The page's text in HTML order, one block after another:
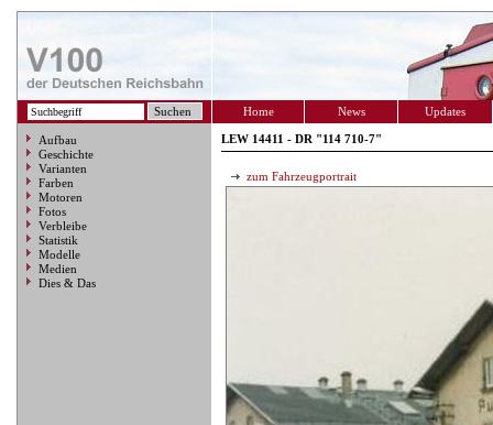
Home News Updates
Aufbau
Geschichte
Varianten
Farben
Motoren
Fotos
Verbleibe
Statistik
Modelle
Medien
Dies & Das
LEW 14411 - DR "114 710-7"
zum Fahrzeugportrait